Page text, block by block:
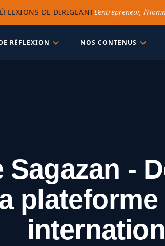
DE DIRIGEANTL’entrepreneur,
RÉFLEXION NOS CONTENUS
Sagazan -
plateforme